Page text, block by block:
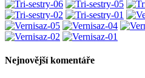
Nejnovější komentáře